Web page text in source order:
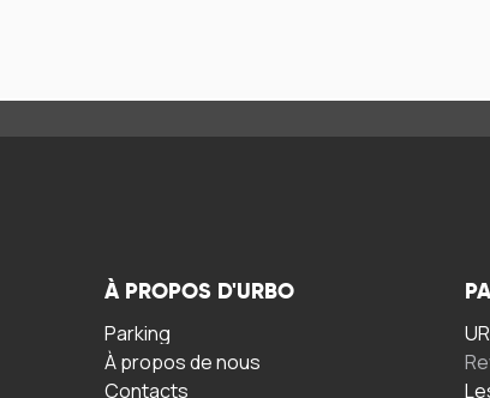
À PROPOS D'URBO
Parking
À propos de nous
Contacts